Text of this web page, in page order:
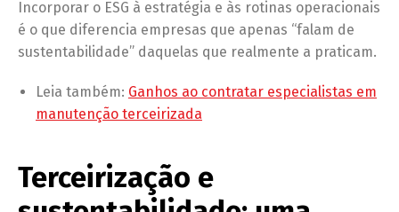
Incorporar o ESG à estratégia e às rotinas operacionais
é o que diferencia empresas que apenas “falam de
sustentabilidade” daquelas que realmente a praticam.
Leia também: Ganhos ao contratar especialistas em
manutenção terceirizada
Terceirização e